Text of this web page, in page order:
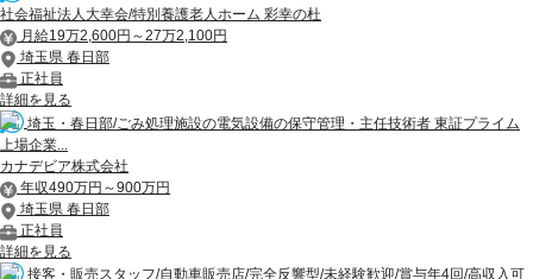
社会福祉法人大幸会/特別養護老人ホーム 彩幸の杜
月給19万2,600円～27万2,100円
埼玉県 春日部
正社員
詳細を見る
埼玉・春日部/ごみ処理施設の電気設備の保守管理・主任技術者 東証プライム
上場企業...
カナデビア株式会社
年収490万円～900万円
埼玉県 春日部
正社員
詳細を見る
接客・販売スタッフ/自動車販売店/完全反響型/未経験歓迎/賞与年4回/高収入可